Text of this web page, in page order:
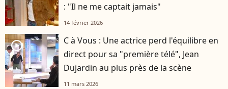
: "Il ne me captait jamais"
14 février 2026
player2
C à Vous : Une actrice perd l'équilibre en
direct pour sa "première télé", Jean
Dujardin au plus près de la scène
11 mars 2026